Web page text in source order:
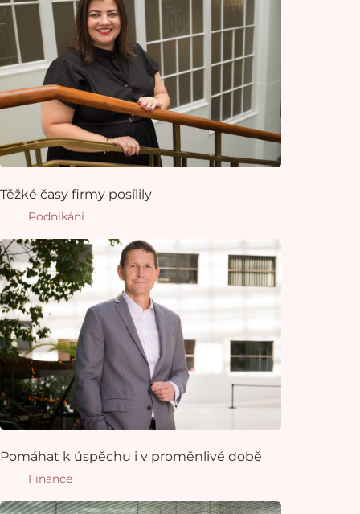
Těžké časy firmy posílily
Podnikání
Pomáhat k úspěchu i v proměnlivé době
Finance